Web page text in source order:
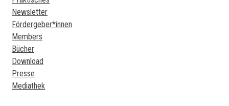
Newsletter
Fördergeber*innen
Members
Bücher
Download
Presse
Mediathek